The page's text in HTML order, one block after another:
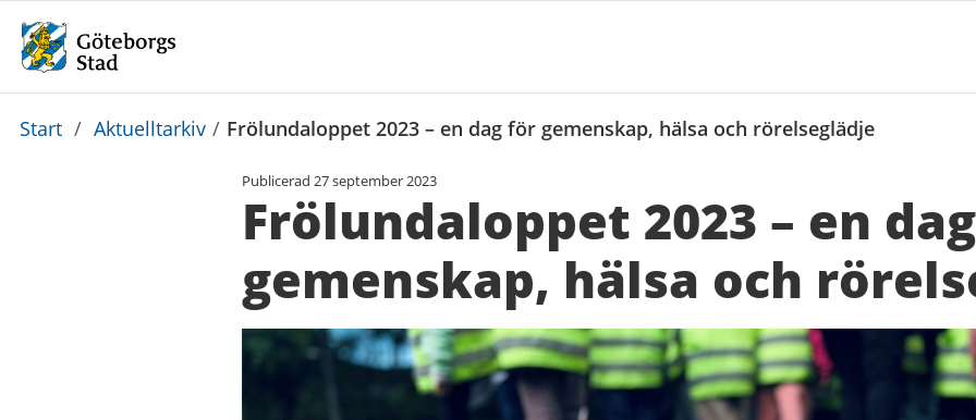
Du
Start / Aktuelltarkiv / Frölundaloppet 2023 – en dag för gemenskap, hälsa och rörelseglädje
Publicerad 27 september 2023
Frölundaloppet 2023 – en
gemenskap, hälsa och